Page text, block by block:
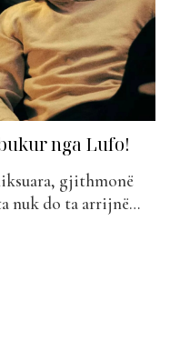
nga Lufo!
gjithmonë
nuk do ta arrijnë